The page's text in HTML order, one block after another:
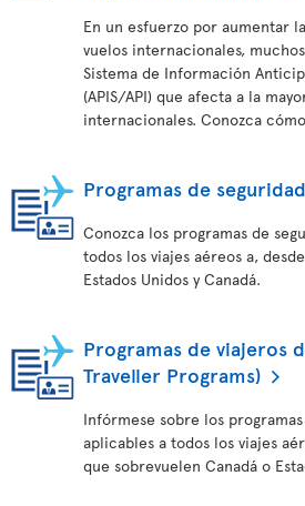
En un esfuerzo por aumentar
vuelos internacionales,
Sistema de Información
(APIS/API) que afecta a la
internacionales. Conozca
Programas de
Conozca los programas de
todos los viajes aéreos a,
Estados Unidos y Canadá.
Programas de viajeros
Traveller Programs)
Infórmese sobre los
aplicables a todos los viajes
que sobrevuelen Canadá o